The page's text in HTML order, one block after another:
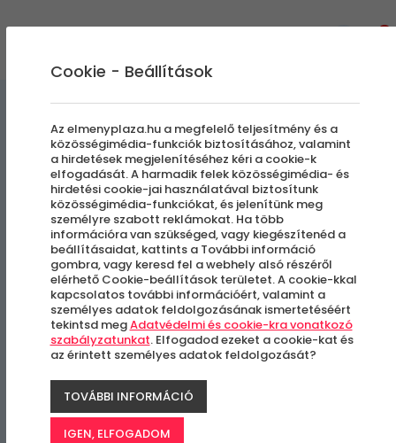
Drótkötélpálya jegy | 2 fő
Zalaegerszeg
Cookie - Beállítások
Az elmenyplaza.hu a megfelelő teljesítmény és a
közösségimédia-funkciók biztosításához, valamint
a hirdetések megjelenítéséhez kéri a cookie-k
elfogadását. A harmadik felek közösségimédia- és
hirdetési cookie-jai használatával biztosítunk
közösségimédia-funkciókat, és jelenítünk meg
személyre szabott reklámokat. Ha több
információra van szükséged, vagy kiegészítenéd a
beállításaidat, kattints a További információ
gombra, vagy keresd fel a webhely alsó részéről
elérhető Cookie-beállítások területet. A cookie-kkal
kapcsolatos további információért, valamint a
személyes adatok feldolgozásának ismertetéséért
tekintsd megAdatvédelmi és cookie-kra vonatkozó
szabályzatunkat. Elfogadod ezeket a cookie-kat és
az érintett személyes adatok feldolgozását?
TOVÁBBI INFORMÁCIÓ
IGEN, ELFOGADOM